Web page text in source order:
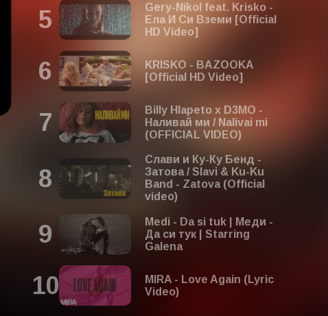
Gery-Nikol feat. Krisko -
Ела И Си Вземи [Official
HD Video]
KRISKO - BAZOOKA
[Official HD Video]
Billy Hlapeto x D3MO -
Наливай ми / Nalivai mi
(OFFICIAL VIDEO)
Слави и Ку-Ку Бенд -
Затова / Slavi & Ku-Ku
Band - Zatova (Official
video)
Medi - Da si tuk | Меди -
Да си тук | Starring
Galena
MIRA - Love Again (Lyric
Video)